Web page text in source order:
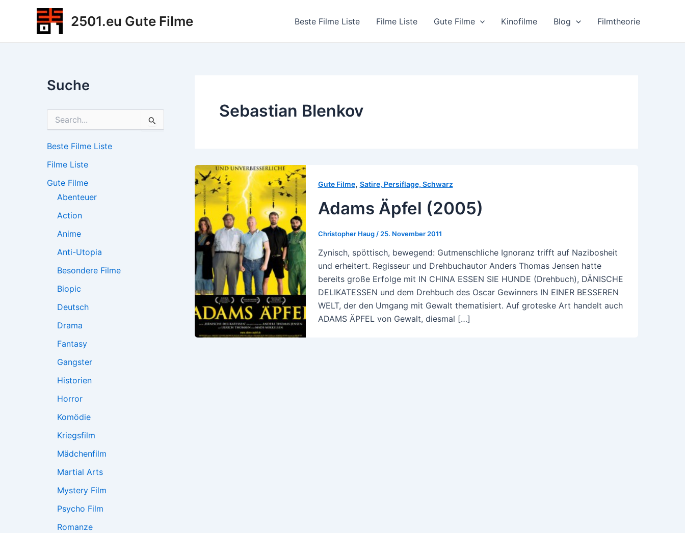
2501.eu Gute Filme Beste Filme Liste Filme Liste Gute Filme Kinofilme Blog Filmtheorie
Suche
h
n
a
Beste Filme Liste
Filme Liste
Gute Filme
Abenteuer
Action
Anime
Anti-Utopia
Besondere Filme
Biopic
Deutsch
Drama
Fantasy
Gangster
Historien
Horror
Komödie
Kriegsfilm
Mädchenfilm
Martial Arts
Mystery Film
Psycho Film
Romanze
Sebastian Blenkov
Gute Filme, Satire, Persiflage, Schwarz
Adams Äpfel (2005)
Christopher Haug / 25. November 2011
Zynisch, spöttisch, bewegend: Gutmenschliche Ignoranz trifft auf Nazibosheit
und erheitert. Regisseur und Drehbuchautor Anders Thomas Jensen hatte
bereits große Erfolge mit IN CHINA ESSEN SIE HUNDE (Drehbuch), DÄNISCHE
DELIKATESSEN und dem Drehbuch des Oscar Gewinners IN EINER BESSEREN
WELT, der den Umgang mit Gewalt thematisiert. Auf groteske Art handelt auch
ADAMS ÄPFEL von Gewalt, diesmal […]